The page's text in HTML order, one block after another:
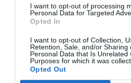
I want to opt-out of processing
Personal Data for Targeted
Opted In
I want to opt-out of Collection,
Retention, Sale, and/or Sharing
Personal Data that Is Unrelated
Purposes for which it was
Opted Out